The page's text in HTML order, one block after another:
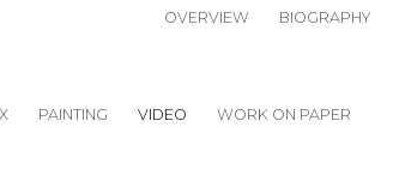
OVERVIEW BIOGRAPHY
PAINTING VIDEO WORK ON PAPER